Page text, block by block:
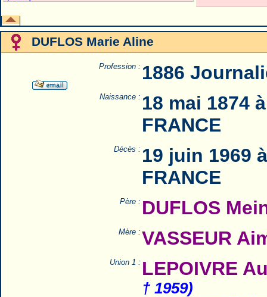
DUFLOS Marie Aline
Profession : 1886
Naissance : 18 mai 1874
FRANCE
Décès : 19 juin 1969
FRANCE
Père : DUFLOS
Mère : VASSEUR
Union 1 : LEPOIVRE
† 1959)